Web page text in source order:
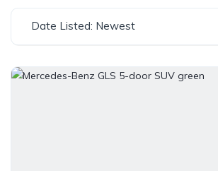
Date Listed: Newest